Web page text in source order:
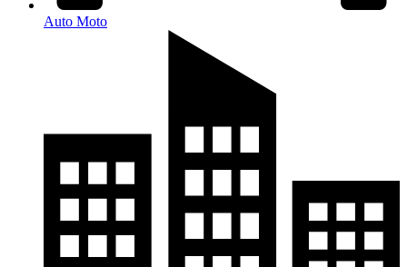
Auto Moto